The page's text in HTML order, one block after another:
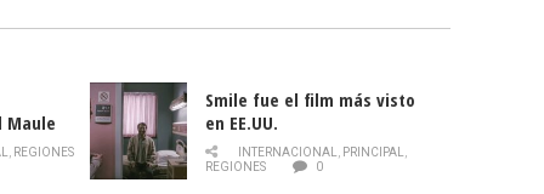
Maule
de la
, REGIONES
Smile fue el film más visto
en EE.UU.
INTERNACIONAL, PRINCIPAL,
REGIONES
0